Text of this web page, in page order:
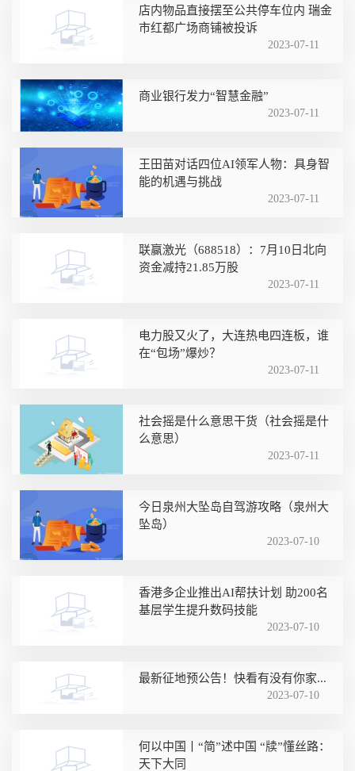
店内物品直接摆至公共停车位内 瑞金
市红都广场商铺被投诉
2023-07-11
商业银行发力“智慧金融”
2023-07-11
王田苗对话四位AI领军人物：具身智
能的机遇与挑战
2023-07-11
联赢激光（688518）：7月10日北向
资金减持21.85万股
2023-07-11
电力股又火了，大连热电四连板，谁
在“包场”爆炒？
2023-07-11
社会摇是什么意思干货（社会摇是什
么意思）
2023-07-11
今日泉州大坠岛自驾游攻略（泉州大
坠岛）
2023-07-10
香港多企业推出AI帮扶计划 助200名
基层学生提升数码技能
2023-07-10
最新征地预公告！快看有没有你家...
2023-07-10
何以中国丨“简”述中国 “牍”懂丝路：
天下大同